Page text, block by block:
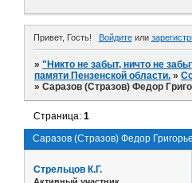
Привет, Гость! Войдитеили
»"Никто не забыт, ничто не
памяти Пензенской области. »
»Саразов (Стразов) Федор
Саразов (Стразов) Федор
Страница:1
Стрельцов К.Г.